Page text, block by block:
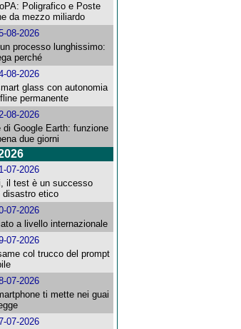
Poligrafico e Poste
da mezzo miliardo
08-2026
processo lunghissimo:
perché
08-2026
glass con autonomia
permanente
08-2026
di Google Earth: funzione
due giorni
07-2026
il test è un successo
disastro etico
07-2026
a livello internazionale
07-2026
col trucco del prompt
07-2026
ti mette nei guai
07-2026